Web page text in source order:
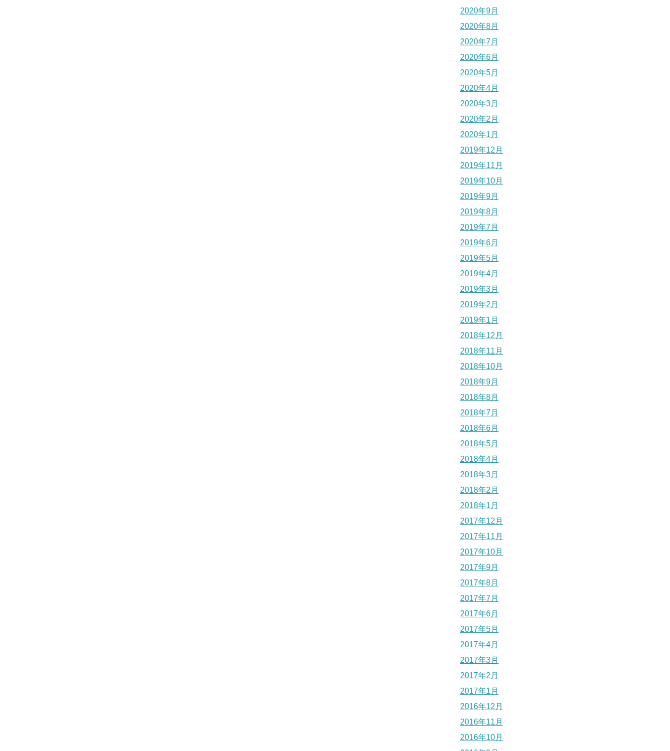
2020年9月
2020年8月
2020年7月
2020年6月
2020年5月
2020年4月
2020年3月
2020年2月
2020年1月
2019年12月
2019年11月
2019年10月
2019年9月
2019年8月
2019年7月
2019年6月
2019年5月
2019年4月
2019年3月
2019年2月
2019年1月
2018年12月
2018年11月
2018年10月
2018年9月
2018年8月
2018年7月
2018年6月
2018年5月
2018年4月
2018年3月
2018年2月
2018年1月
2017年12月
2017年11月
2017年10月
2017年9月
2017年8月
2017年7月
2017年6月
2017年5月
2017年4月
2017年3月
2017年2月
2017年1月
2016年12月
2016年11月
2016年10月